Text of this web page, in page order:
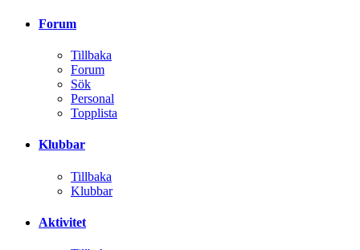
Forum
Tillbaka
Forum
Sök
Personal
Topplista
Klubbar
Tillbaka
Klubbar
Aktivitet